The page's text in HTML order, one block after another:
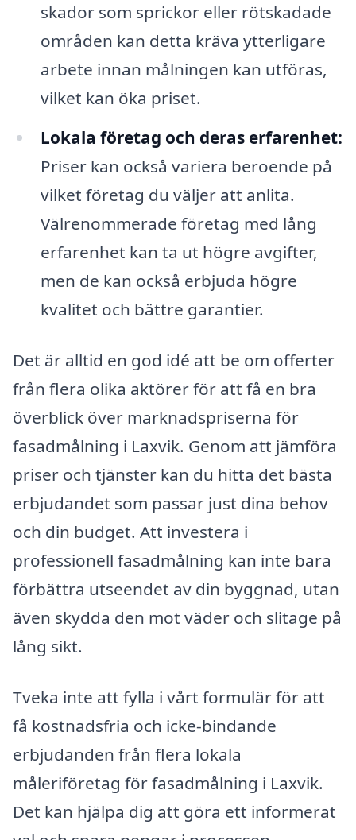
skador som sprickor eller rötskadade
områden kan detta kräva ytterligare
arbete innan målningen kan utföras,
vilket kan öka priset.
Lokala företag och deras erfarenhet:
Priser kan också variera beroende på
vilket företag du väljer att anlita.
Välrenommerade företag med lång
erfarenhet kan ta ut högre avgifter,
men de kan också erbjuda högre
kvalitet och bättre garantier.
Det är alltid en god idé att be om offerter
från flera olika aktörer för att få en bra
överblick över marknadspriserna för
fasadmålning i Laxvik. Genom att jämföra
priser och tjänster kan du hitta det bästa
erbjudandet som passar just dina behov
och din budget. Att investera i
professionell fasadmålning kan inte bara
förbättra utseendet av din byggnad, utan
även skydda den mot väder och slitage på
lång sikt.
Tveka inte att fylla i vårt formulär för att
få kostnadsfria och icke-bindande
erbjudanden från flera lokala
måleriföretag för fasadmålning i Laxvik.
Det kan hjälpa dig att göra ett informerat